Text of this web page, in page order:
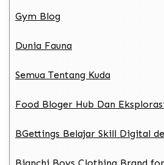
Gym Blog
Dunia Fauna
Semua Tentang Kuda
Food Bloger Hub Dan
BGettings Belajar Skill Digital